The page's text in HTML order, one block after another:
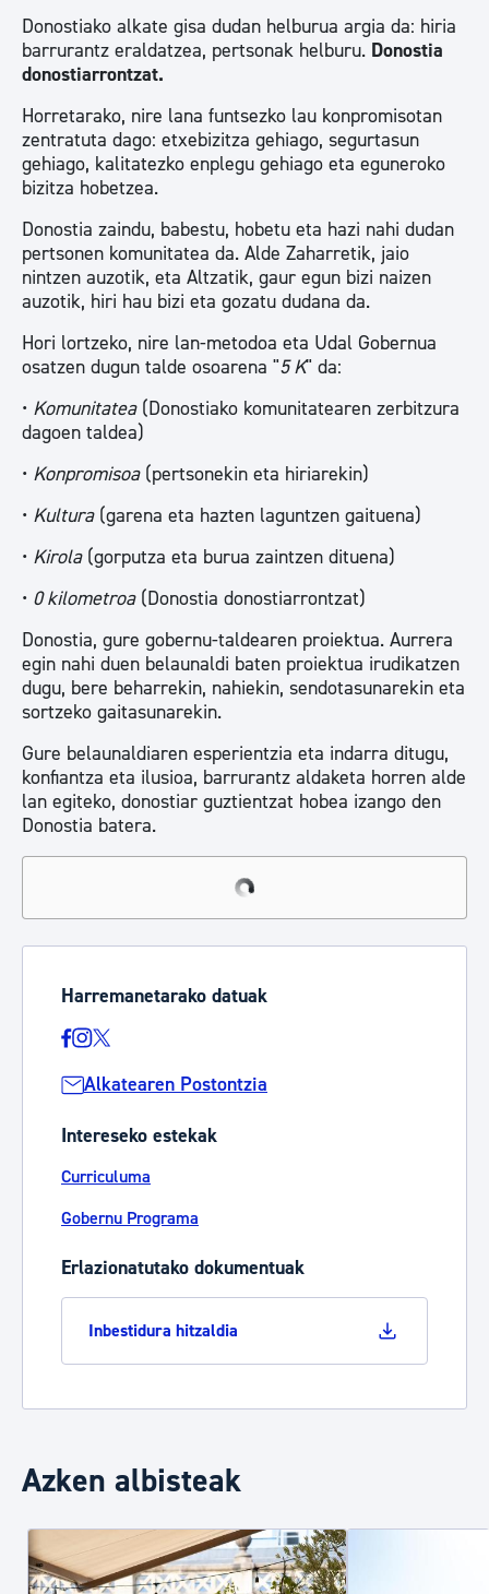
Donostiako alkate gisa dudan helburua argia da: hiria
barrurantz eraldatzea, pertsonak helburu. Donostia
donostiarrontzat.
Horretarako, nire lana funtsezko lau konpromisotan
zentratuta dago: etxebizitza gehiago, segurtasun
gehiago, kalitatezko enplegu gehiago eta eguneroko
bizitza hobetzea.
Donostia zaindu, babestu, hobetu eta hazi nahi dudan
pertsonen komunitatea da. Alde Zaharretik, jaio
nintzen auzotik, eta Altzatik, gaur egun bizi naizen
auzotik, hiri hau bizi eta gozatu dudana da.
Hori lortzeko, nire lan-metodoa eta Udal Gobernua
osatzen dugun talde osoarena "5 K" da:
• Komunitatea(Donostiako komunitatearen zerbitzura
dagoen taldea)
• Konpromisoa(pertsonekin eta hiriarekin)
• Kultura(garena eta hazten laguntzen gaituena)
• Kirola(gorputza eta burua zaintzen dituena)
• 0 kilometroa(Donostia donostiarrontzat)
Donostia, gure gobernu-taldearen proiektua. Aurrera
egin nahi duen belaunaldi baten proiektua irudikatzen
dugu, bere beharrekin, nahiekin, sendotasunarekin eta
sortzeko gaitasunarekin.
Gure belaunaldiaren esperientzia eta indarra ditugu,
konfiantza eta ilusioa, barrurantz aldaketa horren alde
lan egiteko, donostiar guztientzat hobea izango den
Donostia batera.
Harremanetarako datuak
Alkatearen Postontzia
Intereseko estekak
Curriculuma
Gobernu Programa
Erlazionatutako dokumentuak
Inbestidura hitzaldia
Azken albisteak